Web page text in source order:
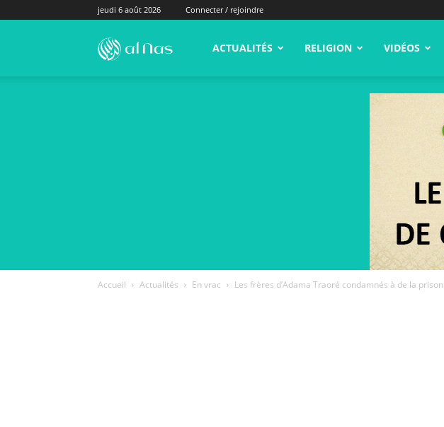
jeudi 6 août 2026 Connecter / rejoindre
alNas.fr ACTUALITÉS RELIGION VIDÉOS
Accueil Actualités En vrac Les frères d’Adama Traoré condamnés à de la